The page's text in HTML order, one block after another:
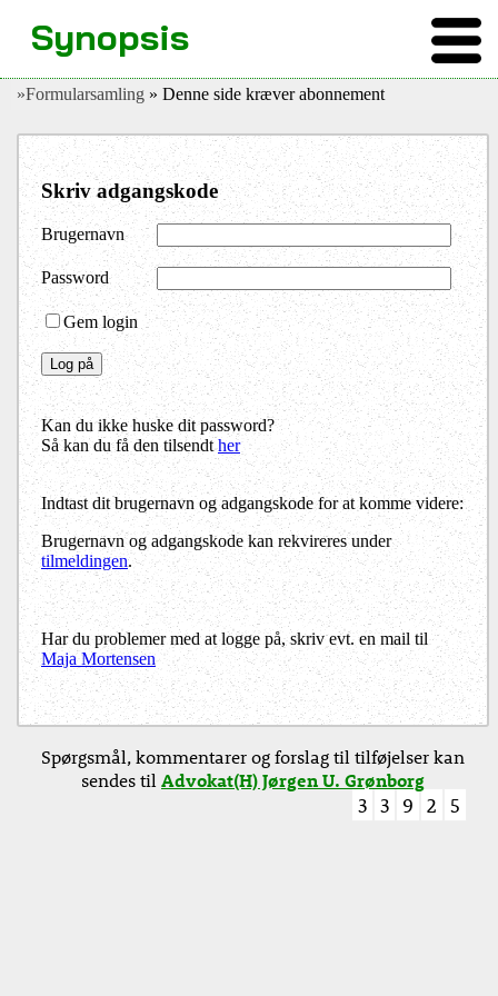
»Formularsamling » Denne side kræver abonnement
Skriv adgangskode
Brugernavn
Password
Gem login
Kan du ikke huske dit password?
Så kan du få den tilsendther
Indtast dit brugernavn og adgangskode for at komme videre:
Brugernavn og adgangskode kan rekvireres under
tilmeldingen.
Har du problemer med at logge på, skriv evt. en mail til
Maja Mortensen
Synopsis
Spørgsmål, kommentarer og forslag til tilføjelser kan
sendes tilAdvokat(H) Jørgen U. Grønborg
3 3 9 2 5